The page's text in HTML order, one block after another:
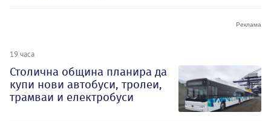
19 часа
Столична община планира да
купи нови автобуси, тролеи,
трамваи и електробуси